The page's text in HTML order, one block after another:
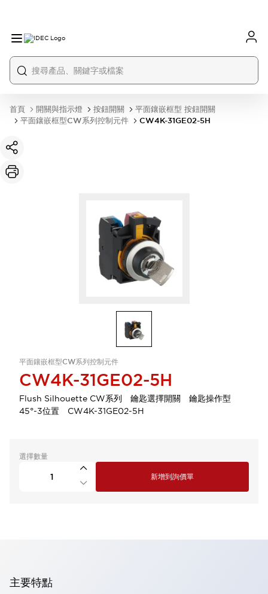
首頁 開關與指示燈 按鈕開關
平面鑲嵌框型 按鈕開關
平面鑲嵌框型CW系列控制元件
CW4K-31GE02-5H
平面鑲嵌框型CW系列控制元件
CW4K-31GE02-5H
Flush Silhouette CW系列 鑰匙選擇開關 鑰匙操作型
45°-3位置 CW4K-31GE02-5H
選擇數量
新增到詢價單
主要特點